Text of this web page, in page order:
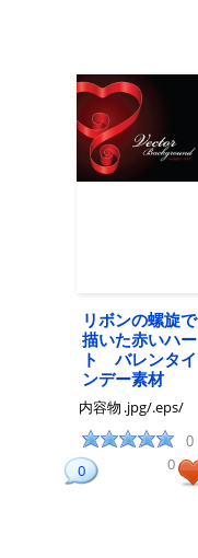
リボンの螺旋で
描いた赤いハー
ト バレンタイ
ンデー素材
内容物 .jpg/.eps/
0
0 0